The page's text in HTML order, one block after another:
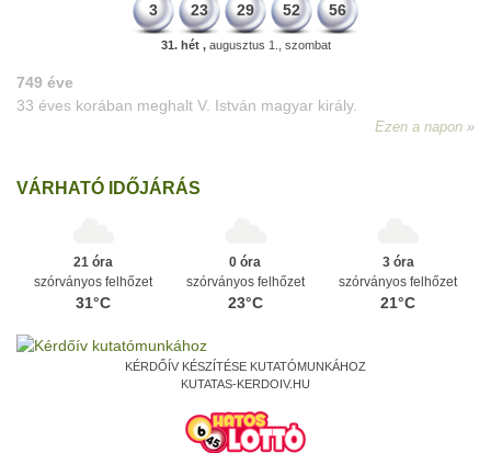
3 23 29 52 56
31. hét ,augusztus 1., szombat
VÁRHATÓ IDŐJÁRÁS
21 óra
szórványos felhőzet
31°C
0 óra
szórványos felhőzet
23°C
3 óra
szórványos felhőzet
21°C
KÉRDŐÍV KÉSZÍTÉSE KUTATÓMUNKÁHOZ
KUTATAS-KERDOIV.HU